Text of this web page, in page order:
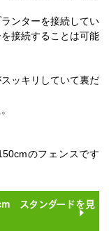
ンターを接続してい
接続することは可能
ッキリしていて裏だ
のフェンスです
スタンダードを見